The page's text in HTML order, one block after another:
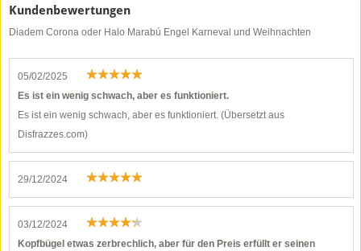
Kundenbewertungen
Diadem Corona oder Halo Marabú Engel Karneval und Weihnachten
05/02/2025
Es ist ein wenig schwach, aber es funktioniert.
Es ist ein wenig schwach, aber es funktioniert. (Übersetzt aus
Disfrazzes.com)
29/12/2024
03/12/2024
Kopfbügel etwas zerbrechlich, aber für den Preis erfüllt er seinen